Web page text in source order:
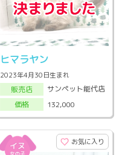
ヒマラヤン
2023年4月30日生まれ
販売店
サンペット能代店
価格
132,000
お気に入り